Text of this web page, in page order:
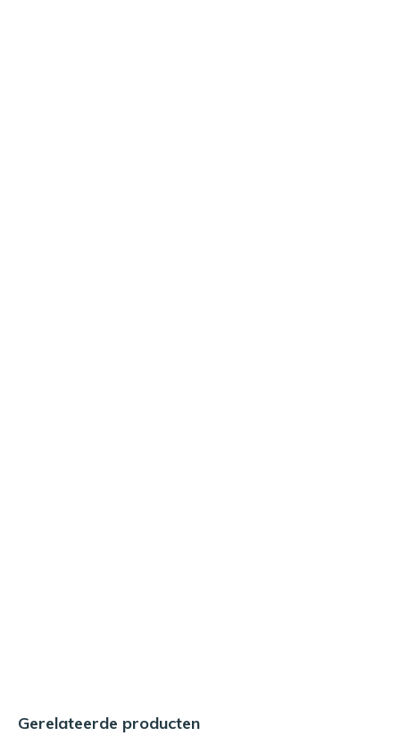
Gerelateerde producten